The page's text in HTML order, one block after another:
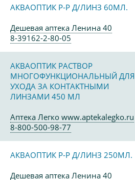
АКВАОПТИК Р-Р Д/ЛИНЗ 60МЛ.
Дешевая аптека Ленина 40
8-39162-2-80-05
АКВАОПТИК РАСТВОР
МНОГОФУНКЦИОНАЛЬНЫЙ ДЛЯ
УХОДА ЗА КОНТАКТНЫМИ
ЛИНЗАМИ 450 МЛ
Аптека Легко www.aptekalegko.ru
8-800-500-98-77
АКВАОПТИК Р-Р Д/ЛИНЗ 250МЛ.
Дешевая аптека Ленина 40